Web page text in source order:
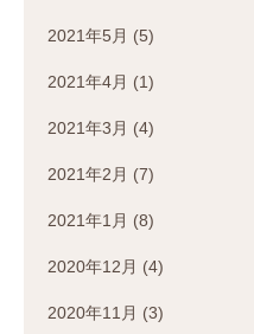
2021年5月 (5)
2021年4月 (1)
2021年3月 (4)
2021年2月 (7)
2021年1月 (8)
2020年12月 (4)
2020年11月 (3)